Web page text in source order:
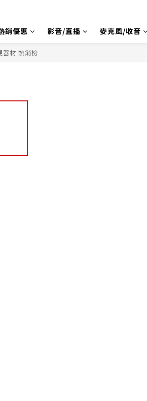
銷優惠
影音/直播 麥克風/收音
器材 熱銷榜